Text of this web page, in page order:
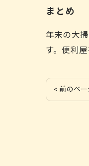
まとめ
年末の大
す。便利
< 前のペー